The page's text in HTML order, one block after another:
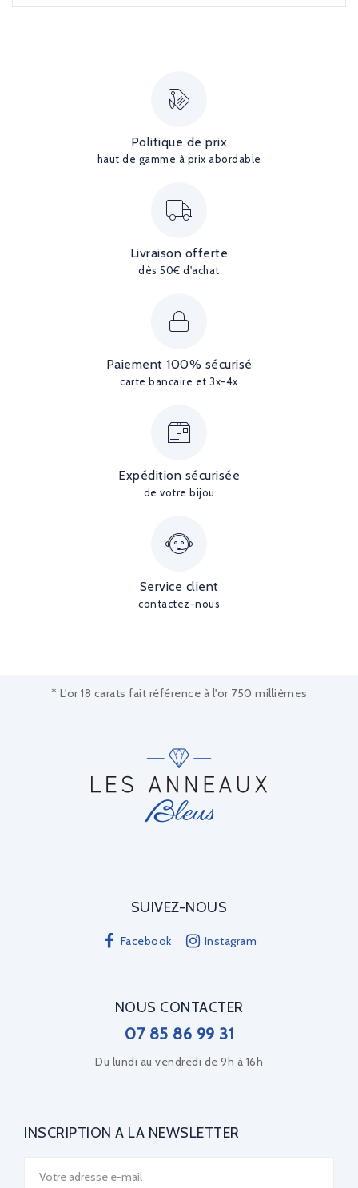
Politique de prix
haut de gamme à prix abordable
Livraison offerte
dès 50€ d'achat
Paiement 100% sécurisé
carte bancaire et 3x-4x
Expédition sécurisée
de votre bijou
Service client
contactez-nous
* L'or 18 carats fait référence à l'or 750 millièmes
SUIVEZ-NOUS
Facebook Instagram
NOUS CONTACTER
07 85 86 99 31
Du lundi au vendredi de 9h à 16h
INSCRIPTION À LA NEWSLETTER